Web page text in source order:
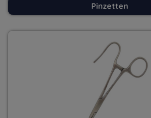
Pinzetten